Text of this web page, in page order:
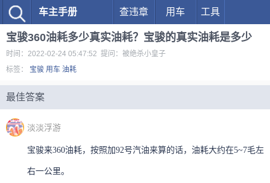
车主手册 查违章 用车 工具
宝骏360油耗多少真实油耗？宝骏的真实油耗是多少
时间：2022-02-24 05:47:52 提问：被绝杀小皇子
标签： 宝骏 用车 油耗
最佳答案
淡淡浮游
宝骏来360油耗，按照加92号汽油来算的话，油耗大约在5~7毛左
右一公里。